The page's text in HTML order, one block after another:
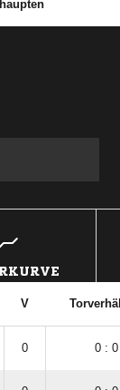
V
0 0 : 0